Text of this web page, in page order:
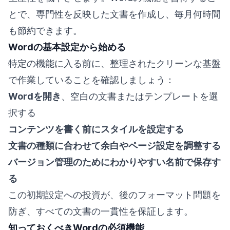
とで、専門性を反映した文書を作成し、毎月何時間
も節約できます。
Wordの基本設定から始める
特定の機能に入る前に、整理されたクリーンな基盤
で作業していることを確認しましょう：
Wordを開き 、空白の文書またはテンプレートを選
択する
コンテンツを書く前にスタイルを設定する
文書の種類に合わせて余白やページ設定を調整する
バージョン管理のためにわかりやすい名前で保存す
る
この初期設定への投資が、後のフォーマット問題を
防ぎ、すべての文書の一貫性を保証します。
知っておくべきWordの必須機能